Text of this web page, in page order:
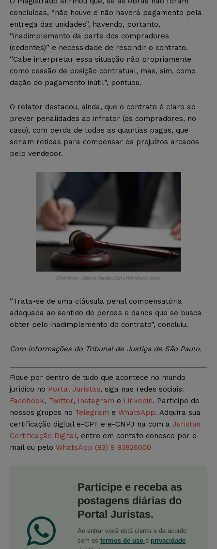
concluídas, “não houve e não haverá pagamento pela
entrega das unidades”, havendo, portanto,
“inadimplemento da parte dos compradores
(cedentes)” e necessidade de rescindir o contrato.
“Cabe interpretar essa situação não propriamente
como cessão de posição contratual, mas, sim, como
dação do pagamento inútil”, pontuou.
O relator destacou, ainda, que o contrato é claro ao
prever penalidades ao infrator (os compradores, no
caso), com perda de todas as quantias pagas, que
seriam retidas para compensar os prejuízos arcados
pelo vendedor.
Créditos: Africa Studio/Shutterstock.com
“Trata-se de uma cláusula penal compensatória
adequada ao sentido de perdas e danos que se busca
obter pelo inadimplemento do contrato”, concluiu.
Com informações do Tribunal de Justiça de São Paulo.
Fique por dentro de tudo que acontece no mundo
jurídico no Portal Juristas, siga nas redes sociais:
Facebook, Twitter, Instagram e Linkedin. Participe de
nossos grupos no Telegram e WhatsApp. Adquira sua
certificação digital e-CPF e e-CNPJ na com a Juristas
Certificação Digital, entre em contato conosco por e-
mail ou pelo WhatsApp (83) 9 93826000
Participe e receba as
postagens diárias do
Portal Juristas.
Ao entrar você está ciente e de acordo
com os termos de uso e privacidade